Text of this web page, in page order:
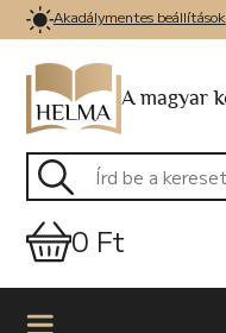
Akadálymentes beállítások
A magyar
0 Ft